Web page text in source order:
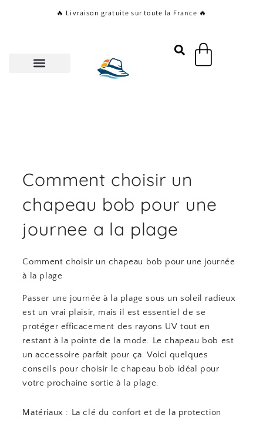
🔥 Livraison gratuite sur toute la France 🔥
Panier
Comment choisir un
chapeau bob pour une
journee a la plage
Comment choisir un chapeau bob pour une journée
à la plage
Passer une journée à la plage sous un soleil radieux
est un vrai plaisir, mais il est essentiel de se
protéger efficacement des rayons UV tout en
restant à la pointe de la mode. Le chapeau bob est
un accessoire parfait pour ça. Voici quelques
conseils pour choisir le chapeau bob idéal pour
votre prochaine sortie à la plage.
Matériaux : La clé du confort et de la protection